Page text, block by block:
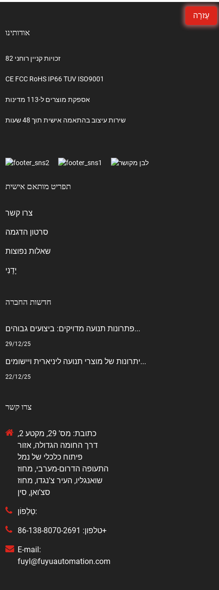
עֶזרָה
אודותינו
82 זכויות קניין רוחני
CE FCC RoHS IP66 TUV ISO9001
אספקת מוצרים ל-113 מדינות
שירות עיצוב בהתאמה אישית תוך 48 שעות
תפריט מותאם אישית
צרו קשר
סרטון הדגמה
שאלות נפוצות
יָדָנִי
חדשות החברה
פתרונות תנועה מדויקים: ביצועים גבוהים...
29/12/25
יתרונות של מוצרי תנועה ליניארית ויישומים...
22/12/25
צרו קשר
כתובת: מס' 29, מקטע 2,
דרך החומה הגדולה, אזור
פיתוח כלכלי של נמל
התעופה הדרום-מערבי, מחוז
שואנגליו, העיר צ'נגדו, מחוז
סצ'ואן, סין
טֵלֵפוֹן:
טלפון: 86-138-8070-2691+
E-mail:
fuyl@fuyuautomation.com